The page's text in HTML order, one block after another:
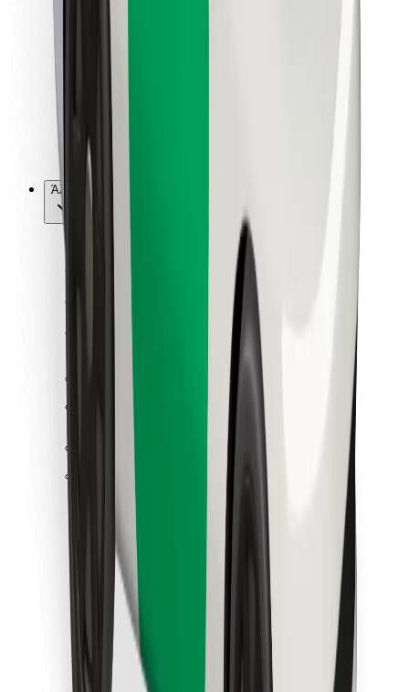
Για τους οδηγούς
Bolt Food
Για ιδιοκτήτες στόλου οχημάτων
Bolt for Business
Άλλο
Προμηθευτές
Όροι & Προϋποθέσεις
Ασφάλεια
Πάρε ταξί μέσα σε λίγα λεπτά!
Κατέβασε την εφαρμογή Bolt
Βρείτε το αγαπημένο σας φαγητό!
Κατεβάστε την εφαρμογή Bolt Food